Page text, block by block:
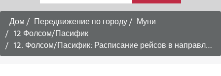
хочу
путешествовать
Дом Передвижение по городу
Муни
12 Фолсом/Пасифик
12. Фолсом/Пасифик: Расписание рейсов в направлении Ноб-Хилла через Ринкон-Хилл -